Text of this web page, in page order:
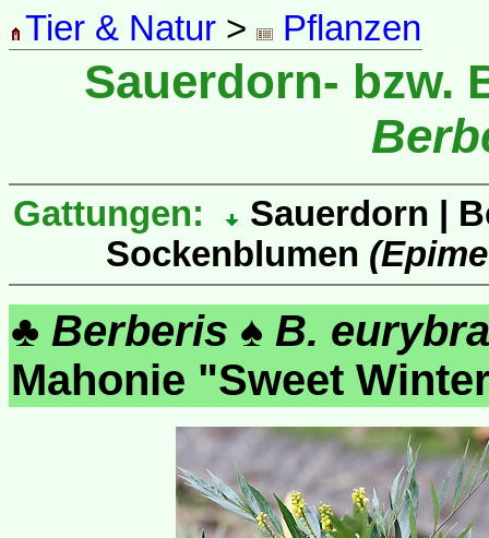
Tier & Natur > Pflanzen
Sauerdorn- bzw.
Gattungen:
Sauerdorn |
Sockenblumen
♣ Berberis ♠ B.
Mahonie "Sweet